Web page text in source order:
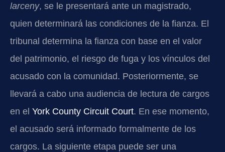
larceny, se le presentará ante un magistrado,
quien determinará las condiciones de la fianza. El
tribunal determina la fianza con base en el valor
del patrimonio, el riesgo de fuga y los vínculos del
acusado con la comunidad. Posteriormente, se
llevará a cabo una audiencia de lectura de cargos
en el York County Circuit Court. En ese momento,
el acusado será informado formalmente de los
cargos. La siguiente etapa puede ser una